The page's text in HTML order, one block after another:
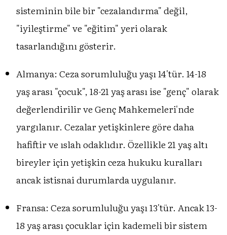
sisteminin bile bir "cezalandırma" değil,
"iyileştirme" ve "eğitim" yeri olarak
tasarlandığını gösterir.
Almanya: Ceza sorumluluğu yaşı 14'tür. 14-18
yaş arası "çocuk", 18-21 yaş arası ise "genç" olarak
değerlendirilir ve Genç Mahkemeleri'nde
yargılanır. Cezalar yetişkinlere göre daha
hafiftir ve ıslah odaklıdır. Özellikle 21 yaş altı
bireyler için yetişkin ceza hukuku kuralları
ancak istisnai durumlarda uygulanır.
Fransa: Ceza sorumluluğu yaşı 13'tür. Ancak 13-
18 yaş arası çocuklar için kademeli bir sistem